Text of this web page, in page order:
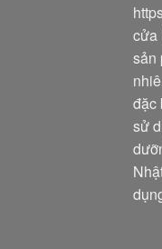
cửa
sản
đặc
sử